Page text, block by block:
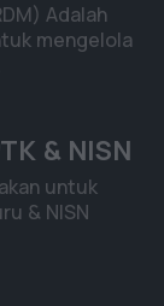
Adalah
mengelola
& NISN
untuk
& NISN